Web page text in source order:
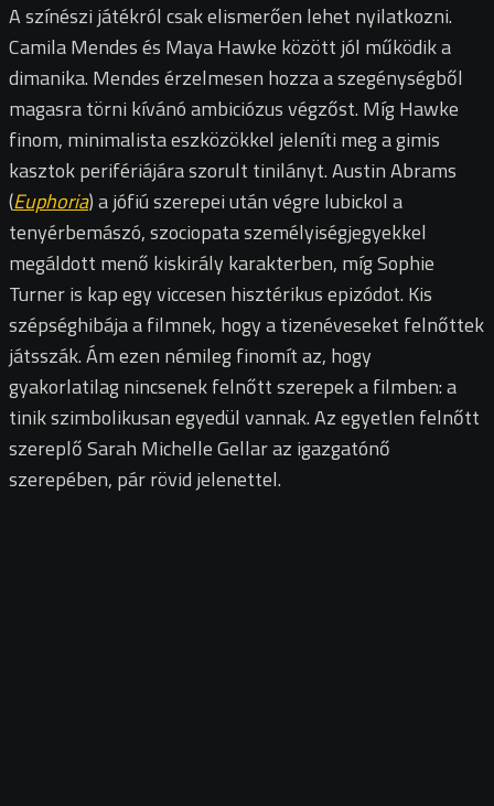
A színészi játékról csak elismerően lehet nyilatkozni.
Camila Mendes és Maya Hawke között jól működik a
dimanika. Mendes érzelmesen hozza a szegénységből
magasra törni kívánó ambiciózus végzőst. Míg Hawke
finom, minimalista eszközökkel jeleníti meg a gimis
kasztok perifériájára szorult tinilányt. Austin Abrams
(Euphoria) a jófiú szerepei után végre lubickol a
tenyérbemászó, szociopata személyiségjegyekkel
megáldott menő kiskirály karakterben, míg Sophie
Turner is kap egy viccesen hisztérikus epizódot. Kis
szépséghibája a filmnek, hogy a tizenéveseket felnőttek
játsszák. Ám ezen némileg finomít az, hogy
gyakorlatilag nincsenek felnőtt szerepek a filmben: a
tinik szimbolikusan egyedül vannak. Az egyetlen felnőtt
szereplő Sarah Michelle Gellar az igazgatónő
szerepében, pár rövid jelenettel.